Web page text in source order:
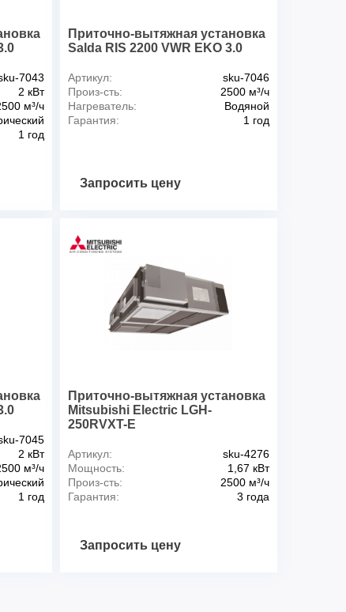
SVS поставляются отдельно.
7043
2 кВт
м³/ч
1 год
Приточно-вытяжная установка
Salda RIS 2200 VWR EKO 3.0
Артикул:
sku-7046
Произ-сть:
2500 м³/ч
Нагреватель:
Водяной
Гарантия:
1 год
Запросить цену
7045
2 кВт
м³/ч
1 год
Приточно-вытяжная установка
Mitsubishi Electric LGH-
250RVXT-E
Артикул:
sku-4276
Мощность:
1,67 кВт
Произ-сть:
2500 м³/ч
Гарантия:
3 года
Запросить цену